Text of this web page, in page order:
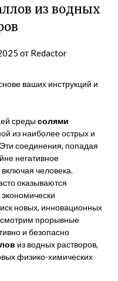
из водных
от Redactor
ваших инструкций и
средысолями
из наиболее острых и
соединения, попадая
негативное
человека.
оказываются
новых, инновационных
прорывные
и безопасно
из водных растворов,
физико-химических